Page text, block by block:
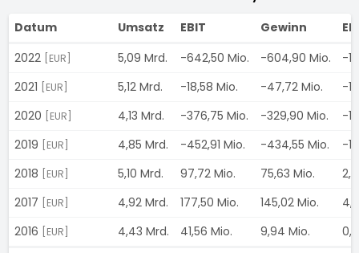
Datum Umsatz EBIT Gewinn
2022
[EUR] 5,09 Mrd. -642,50 Mio. -604,90 Mio.
-
2021
[EUR] 5,12 Mrd. -18,58 Mio. -47,72 Mio.
-
2020
[EUR] 4,13 Mrd. -376,75 Mio. -329,90 Mio.
-
2019
[EUR] 4,85 Mrd. -452,91 Mio. -434,55 Mio.
-
2018
[EUR] 5,10 Mrd. 97,72 Mio. 75,63 Mio.
2017
[EUR] 4,92 Mrd. 177,50 Mio. 145,02 Mio.
2016
[EUR] 4,43 Mrd. 41,56 Mio. 9,94 Mio.